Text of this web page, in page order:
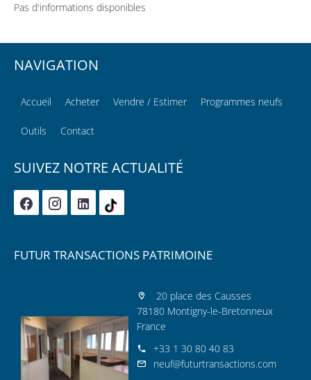
Pas d'informations disponibles
NAVIGATION
Accueil Acheter Vendre / Estimer Programmes neufs
Outils Contact
SUIVEZ NOTRE ACTUALITÉ
FUTUR TRANSACTIONS PATRIMOINE
20 place des Causses
78180 Montigny-le-Bretonneux
France
+33 1 30 80 40 83
neuf@futurtransactions.com